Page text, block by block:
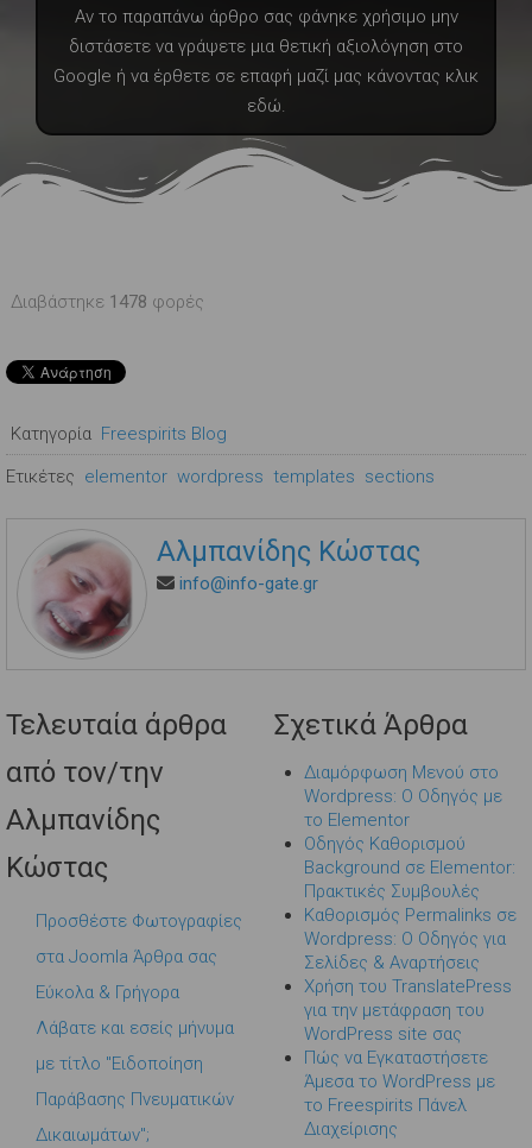
Αν το παραπάνω άρθρο σας φάνηκε χρήσιμο μην
διστάσετε να γράψετε μια θετική αξιολόγηση στο
Google ή να έρθετε σε επαφή μαζί μας κάνοντας κλικ
εδώ.
Διαβάστηκε 1478 φορές
Κατηγορία Freespirits Blog
Ετικέτες elementor wordpress templates sections
Αλμπανίδης Κώστας
info@info-gate.gr
Τελευταία άρθρα
από τον/την
Αλμπανίδης
Κώστας
Προσθέστε Φωτογραφίες
στα Joomla Άρθρα σας
Εύκολα & Γρήγορα
Λάβατε και εσείς μήνυμα
με τίτλο "Ειδοποίηση
Παράβασης Πνευματικών
Δικαιωμάτων";
Σχετικά Άρθρα
Διαμόρφωση Μενού στο
Wordpress: Ο Οδηγός με
το Elementor
Οδηγός Καθορισμού
Background σε Elementor:
Πρακτικές Συμβουλές
Καθορισμός Permalinks σε
Wordpress: Ο Οδηγός για
Σελίδες & Αναρτήσεις
Χρήση του TranslatePress
για την μετάφραση του
WordPress site σας
Πώς να Εγκαταστήσετε
Άμεσα το WordPress με
το Freespirits Πάνελ
Διαχείρισης